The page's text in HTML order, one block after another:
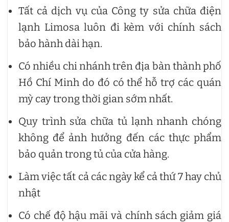
Tất cả dịch vụ của Công ty sửa chữa điện
lạnh Limosa luôn đi kèm với chính sách
bảo hành dài hạn.
Có nhiều chi nhánh trên địa bàn thành phố
Hồ Chí Minh do đó có thể hỗ trợ các quán
mỳ cay trong thời gian sớm nhất.
Quy trình sửa chữa tủ lạnh nhanh chóng
không để ảnh hưởng đến các thực phẩm
bảo quản trong tủ của cửa hàng.
Làm việc tất cả các ngày kể cả thứ 7 hay chủ
nhật
Có chế độ hậu mãi và chính sách giảm giá